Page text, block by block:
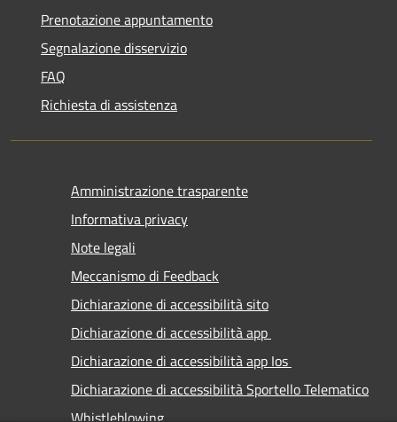
Prenotazione appuntamento
Segnalazione disservizio
FAQ
Richiesta di assistenza
Amministrazione trasparente
Informativa privacy
Note legali
Meccanismo di Feedback
Dichiarazione di accessibilità sito
Dichiarazione di accessibilità app
Dichiarazione di accessibilità app Ios
Dichiarazione di accessibilità Sportello Telematico